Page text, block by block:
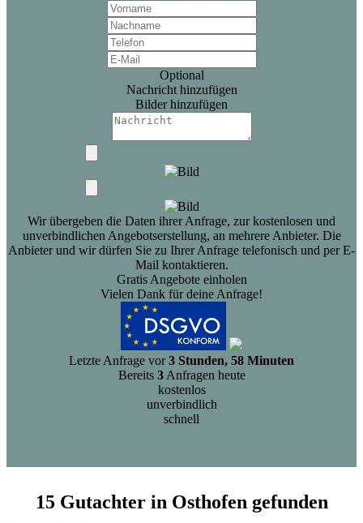
Optional
Nachricht hinzufügen
Bilder hinzufügen
Wir übergeben die Daten ihrer Anfrage, zur kostenlosen und
unverbindlichen Angebotserstellung, an mehrere Anbieter. Die
Anbieter und wir dürfen Sie zu Ihrer Anfrage telefonisch und per E-
Mail kontaktieren.
Gratis Angebote einholen
Vielen Dank für deine Anfrage!
Letzte Anfrage vor3 Stunden, 58 Minuten
Bereits 3Anfragen heute
kostenlos
unverbindlich
schnell
15 Gutachter in Osthofen gefunden